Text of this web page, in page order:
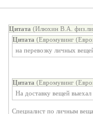
Цитата (Илюхин В.А.
Цитата (Евромувинг
на перевозку личных
Цитата (Евромувинг
На доставку вещей выехал
Специалист по личным